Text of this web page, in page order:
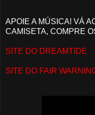
APOIE A MÚSICA! VÁ
CAMISETA, COMPRE
SITE DO DREAMTIDE
SITE DO FAIR